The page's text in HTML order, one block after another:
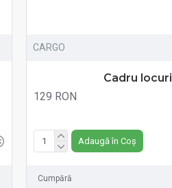
CARGO
Cadru locuri
129 RON
Adaugă în Coș
Cumpără